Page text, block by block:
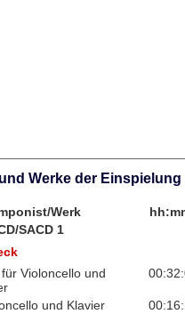
Werke der Einspielung
Werk
SACD 1
Violoncello und
und Klavier